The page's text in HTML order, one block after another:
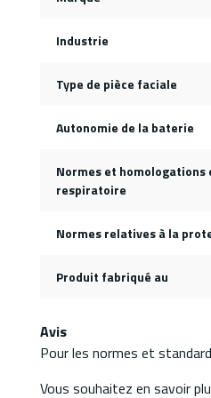
Industrie
Type de pièce faciale
Autonomie de la baterie
Normes et
respiratoire
Normes relatives à la
Produit fabriqué au
Avis
Pour les normes et
Vous souhaitez en savoir